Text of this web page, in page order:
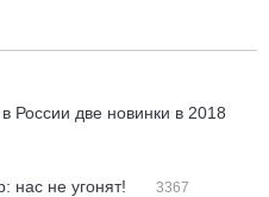
России две новинки в 2018
нас не угонят! 3367